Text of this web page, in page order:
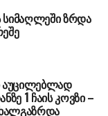
ზრდა
აუცილებლად
1 ჩაის კოვზი –